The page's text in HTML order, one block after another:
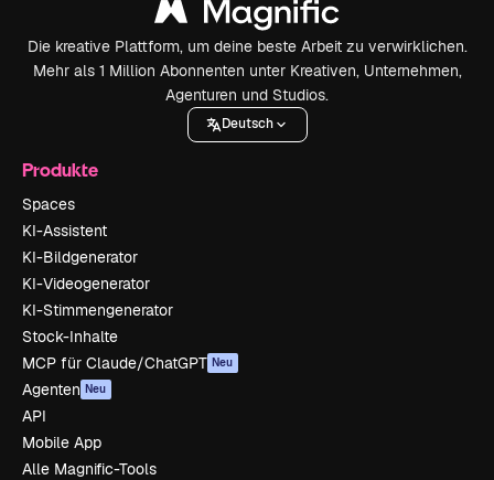
Die kreative Plattform, um deine beste Arbeit zu verwirklichen.
Mehr als 1 Million Abonnenten unter Kreativen, Unternehmen,
Agenturen und Studios.
Deutsch
Produkte
Spaces
KI-Assistent
KI-Bildgenerator
KI-Videogenerator
KI-Stimmengenerator
Stock-Inhalte
MCP für Claude/ChatGPT Neu
Agenten Neu
API
Mobile App
Alle Magnific-Tools